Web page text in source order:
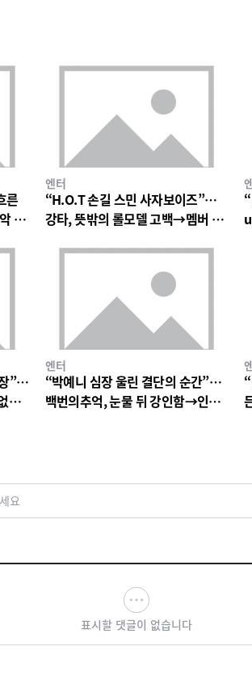
른
팬
엔터
“H.O.T 손길 스민 사자보이즈”…
강타, 뜻밖의 롤모델 고백→멤버 폭
”…
는
엔터
“박예니 심장 울린 결단의 순간”…
백번의추억, 눈물 뒤 강인함→인물
요
표시할 댓글이 없습니다